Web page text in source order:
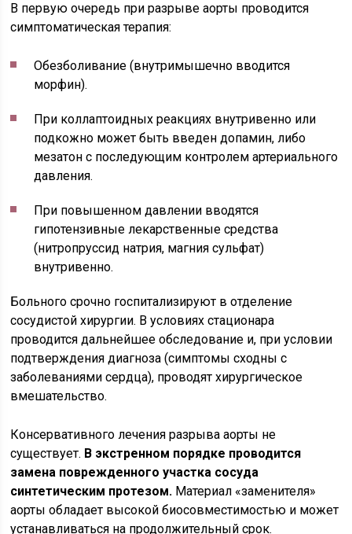
В первую очередь при разрыве аорты проводится
симптоматическая терапия:
Обезболивание (внутримышечно вводится
морфин).
При коллаптоидных реакциях внутривенно или
подкожно может быть введен допамин, либо
мезатон с последующим контролем артериального
давления.
При повышенном давлении вводятся
гипотензивные лекарственные средства
(нитропруссид натрия, магния сульфат)
внутривенно.
Больного срочно госпитализируют в отделение
сосудистой хирургии. В условиях стационара
проводится дальнейшее обследование и, при условии
подтверждения диагноза (симптомы сходны с
заболеваниями сердца), проводят хирургическое
вмешательство.
Консервативного лечения разрыва аорты не
существует. В экстренном порядке проводится
замена поврежденного участка сосуда
синтетическим протезом. Материал «заменителя»
аорты обладает высокой биосовместимостью и может
устанавливаться на продолжительный срок.